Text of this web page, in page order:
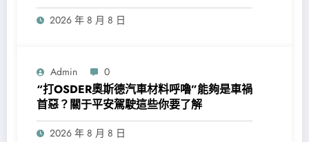
2026 年 8 月 8 日
Admin 0
“打OSDER奧斯德汽車材料呼嚕”能夠是車禍
首惡？關于平安駕駛這些你要了解
2026 年 8 月 8 日